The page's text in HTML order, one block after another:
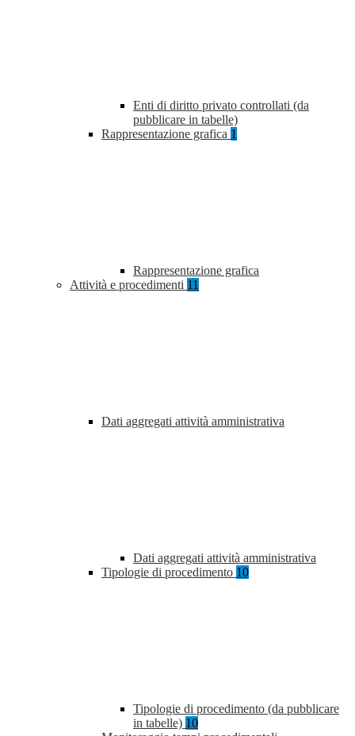
Enti di diritto privato controllati (da
pubblicare in tabelle)
Rappresentazione grafica 1
Rappresentazione grafica
Attività e procedimenti 11
Dati aggregati attività amministrativa
Dati aggregati attività amministrativa
Tipologie di procedimento 10
Tipologie di procedimento (da pubblicare
in tabelle) 10